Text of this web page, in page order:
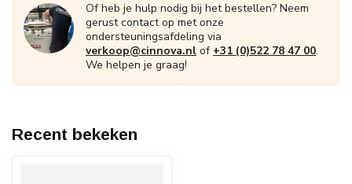
Of heb je hulp nodig bij het bestellen? Neem
gerust contact op met onze
ondersteuningsafdeling via
verkoop@cinnova.nl of +31 (0)522 78 47 00.
We helpen je graag!
Recent bekeken